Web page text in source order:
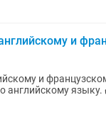
и
языкам Отдаю